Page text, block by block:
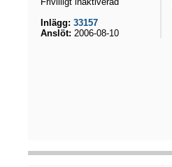
Inlägg: 33157
Anslöt: 2006-08-10